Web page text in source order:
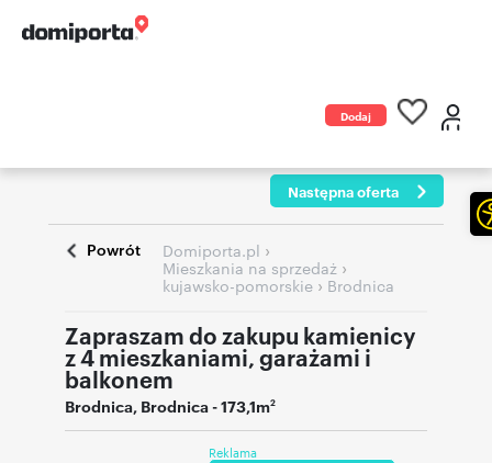
Dodaj
Następna oferta
Powrót Domiporta.pl ›
Mieszkania na sprzedaż ›
kujawsko-pomorskie › Brodnica
Zapraszam do zakupu kamienicy
z 4 mieszkaniami, garażami i
balkonem
Brodnica, Brodnica- 173,1m2
Reklama